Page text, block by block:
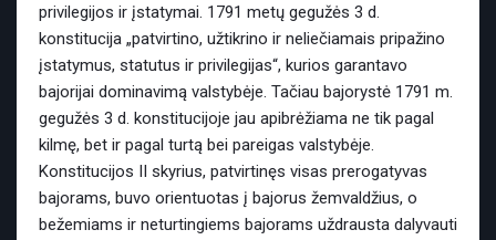
privilegijos ir įstatymai. 1791 metų gegužės 3 d.
konstitucija „patvirtino, užtikrino ir neliečiamais pripažino
įstatymus, statutus ir privilegijas“, kurios garantavo
bajorijai dominavimą valstybėje. Tačiau bajorystė 1791 m.
gegužės 3 d. konstitucijoje jau apibrėžiama ne tik pagal
kilmę, bet ir pagal turtą bei pareigas valstybėje.
Konstitucijos II skyrius, patvirtinęs visas prerogatyvas
bajorams, buvo orientuotas į bajorus žemvaldžius, o
bežemiams ir neturtingiems bajorams uždrausta dalyvauti